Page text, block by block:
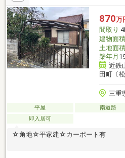
870万
間取り
建物面積
土地面積
築年月
近鉄
田町〔
三重
平屋 南道路
即入居可
☆角地☆平家建☆カーポート有